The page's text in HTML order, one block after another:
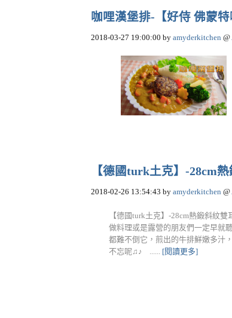
咖哩漢堡排-【好侍 佛蒙特
2018-03-27 19:00:00 by amyderkitchen @
【德國turk土克】-28cm
2018-02-26 13:54:43 by amyderkitchen @
【德國turk土克】-28cm熱鍛斜紋
做料理或是露營的朋友們一定早就
都難不倒它，煎出的牛排鮮嫩多汁
不忘呢♫♪ ...... [閱讀更多]